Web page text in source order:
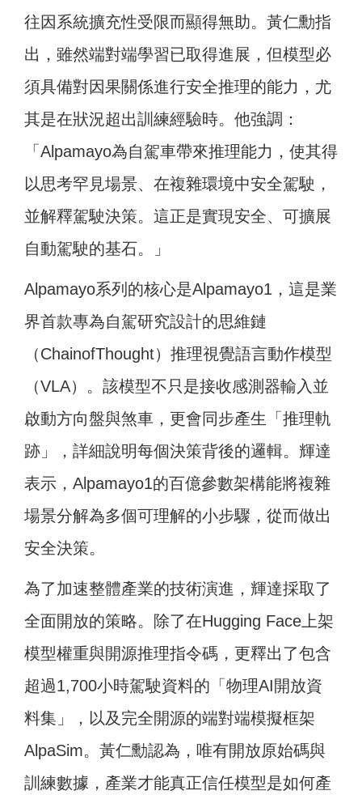
往因系統擴充性受限而顯得無助。黃仁勳指
出，雖然端對端學習已取得進展，但模型必
須具備對因果關係進行安全推理的能力，尤
其是在狀況超出訓練經驗時。他強調：
「Alpamayo為自駕車帶來推理能力，使其得
以思考罕見場景、在複雜環境中安全駕駛，
並解釋駕駛決策。這正是實現安全、可擴展
自動駕駛的基石。」
Alpamayo系列的核心是Alpamayo1，這是業
界首款專為自駕研究設計的思維鏈
（ChainofThought）推理視覺語言動作模型
（VLA）。該模型不只是接收感測器輸入並
啟動方向盤與煞車，更會同步產生「推理軌
跡」，詳細說明每個決策背後的邏輯。輝達
表示，Alpamayo1的百億參數架構能將複雜
場景分解為多個可理解的小步驟，從而做出
安全決策。
為了加速整體產業的技術演進，輝達採取了
全面開放的策略。除了在Hugging Face上架
模型權重與開源推理指令碼，更釋出了包含
超過1,700小時駕駛資料的「物理AI開放資
料集」，以及完全開源的端對端模擬框架
AlpaSim。黃仁勳認為，唯有開放原始碼與
訓練數據，產業才能真正信任模型是如何產